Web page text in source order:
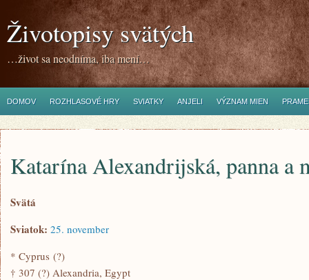
Životopisy svätých
…život sa neodníma, iba mení…
DOMOV ROZHLASOVÉ HRY SVIATKY ANJELI VÝZNAM MIEN
Katarína Alexandrijská, panna a
Svätá
Sviatok: 25. november
* Cyprus (?)
† 307 (?) Alexandria, Egypt